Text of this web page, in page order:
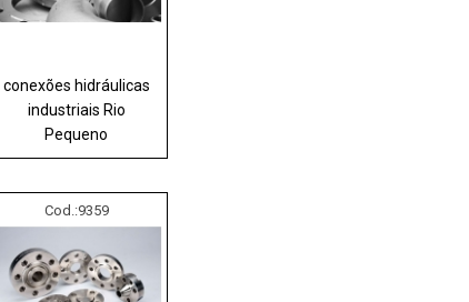
conexões hidráulicas
industriais Rio
Pequeno
Cod.:9359